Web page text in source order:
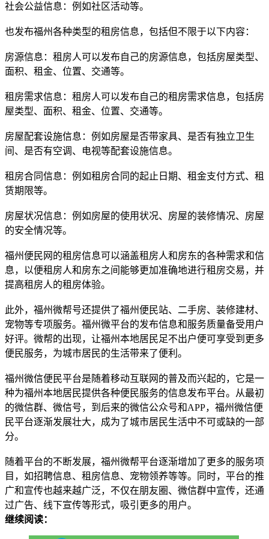
社会公益信息：例如社区活动等。
也发布福州各种类型的租房信息，包括但不限于以下内容：
房源信息：租房人可以发布自己的房源信息，包括房屋类型、
面积、租金、位置、交通等。
租房需求信息：租房人可以发布自己的租房需求信息，包括房
屋类型、面积、租金、位置、交通等。
房屋配套设施信息：例如房屋是否带家具、是否有独立卫生
间、是否有空调、电视等配套设施信息。
租房合同信息：例如租房合同的起止日期、租金支付方式、租
赁期限等。
房屋状况信息：例如房屋的使用状况、房屋的装修情况、房屋
的安全情况等。
福州便民网的租房信息可以涵盖租房人和房东的各种需求和信
息，以便租房人和房东之间能够更加准确地进行租房交易，并
提高租房人的租房体验。
此外，福州微帮号还提供了福州便民站、二手房、装修建材、
宠物等专项服务。福州微平台的发布信息和服务质量备受用户
好评。微帮的出现，让福州本地居民足不出户便可享受到更多
便民服务，为城市居民的生活带来了便利。
福州微信便民平台是随着移动互联网的普及而兴起的，它是一
种为福州本地居民提供各种便民服务的信息发布平台。从最初
的微信群、微信号，到后来的微信公众号和APP，福州微信便
民平台逐渐发展壮大，成为了城市居民生活中不可或缺的一部
分。
随着平台的不断发展，福州微帮平台逐渐增加了更多的服务项
目，如招聘信息、租房信息、宠物领养等等。同时，平台的推
广和宣传也越来越广泛，不仅在朋友圈、微信群中宣传，还通
过广告、线下宣传等形式，吸引更多的用户。
继续阅读：